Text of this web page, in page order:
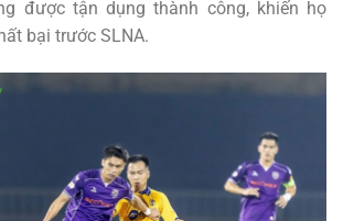
được tận dụng thành công, khiến họ
bại trước SLNA.